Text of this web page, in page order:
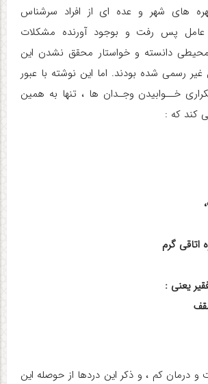
های شهر و عده ای از افراد سرشناس
عامل پس رفت و بوجود آورنده مشکلات
دانسته و خواستار محقق نشدن این
رسمی شده بودند. اما این نوشته با عبور
خــوابیدن وجـدان ها ، تنها به همین
کند که :
گرم
یعنی :
و درمان کم ، و ذکر این دردها از حوصله این